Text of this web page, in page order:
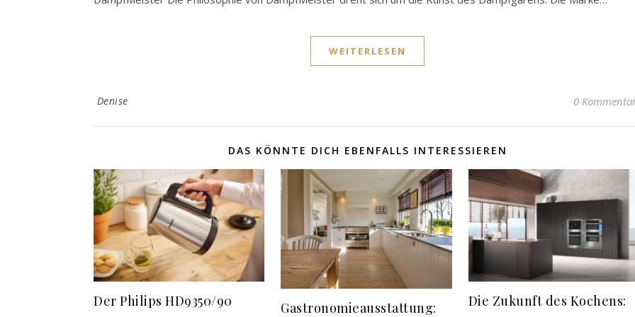
WEITERLESEN
Denise 0
DAS KÖNNTE DICH EBENFALLS INTERESSIEREN
Der Philips HD9350/90
Gastronomieausstattung:
Die Zukunft des Kochens: